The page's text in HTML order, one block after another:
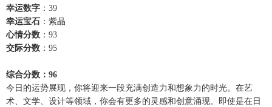
幸运数字 ：39
幸运宝石 ：紫晶
心情分数 ：93
交际分数 ：95
综合分数：96
今日的运势展现，你将迎来一段充满创造力和想象力的时光。在艺
术、文学、设计等领域，你会有更多的灵感和创意涌现。即使是在日